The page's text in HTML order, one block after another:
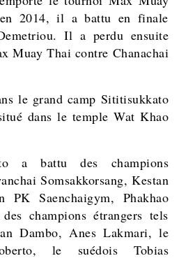
2014, il a battu en finale
Il a perdu ensuite
Muay Thai contre Chanachai
le grand camp Sititisukkato
dans le temple Wat Khao
a battu des champions
Somsakkorsang, Kestan
PK Saenchaigym, Phakhao
champions étrangers tels
Dambo, Anes Lakmari, le
le suédois Tobias